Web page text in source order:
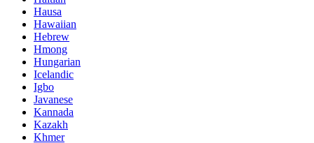
Hausa
Hawaiian
Hebrew
Hmong
Hungarian
Icelandic
Igbo
Javanese
Kannada
Kazakh
Khmer